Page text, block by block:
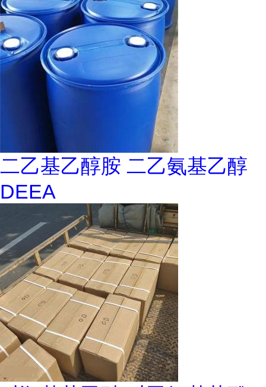
二乙基乙醇胺 二乙氨基乙醇
DEEA